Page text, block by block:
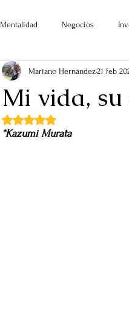
Mentalidad Negocios
Mi vida,
Mariano Hernández21 feb
Obtuvo NaN de 5 estrellas.
*Kazumi Murata